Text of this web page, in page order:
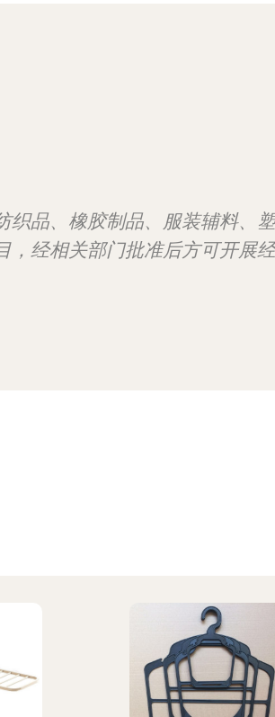
织品、橡胶制品、服装辅料、
，经相关部门批准后方可开展经